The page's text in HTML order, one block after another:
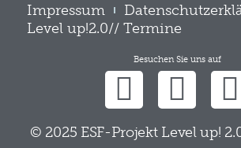
Impressum
Level up!2.0// Termine
Besuchen Sie uns auf
© 2025 ESF-Projekt Level up!